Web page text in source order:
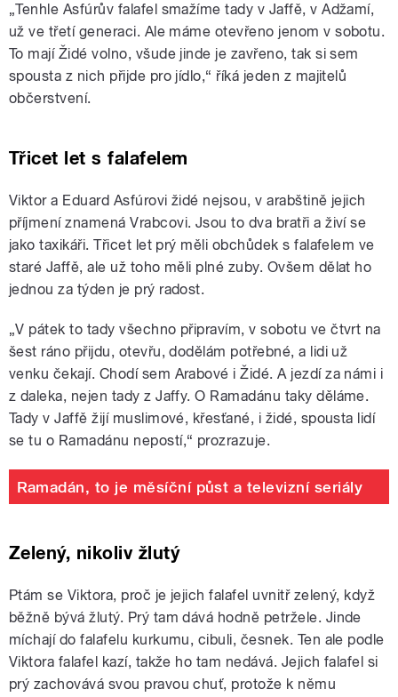
„Tenhle Asfúrův falafel smažíme tady v Jaffě, v Adžamí,
už ve třetí generaci. Ale máme otevřeno jenom v sobotu.
To mají Židé volno, všude jinde je zavřeno, tak si sem
spousta z nich přijde pro jídlo,“ říká jeden z majitelů
občerstvení.
Třicet let s falafelem
Viktor a Eduard Asfúrovi židé nejsou, v arabštině jejich
příjmení znamená Vrabcovi. Jsou to dva bratři a živí se
jako taxikáři. Třicet let prý měli obchůdek s falafelem ve
staré Jaffě, ale už toho měli plné zuby. Ovšem dělat ho
jednou za týden je prý radost.
„V pátek to tady všechno připravím, v sobotu ve čtvrt na
šest ráno přijdu, otevřu, dodělám potřebné, a lidi už
venku čekají. Chodí sem Arabové i Židé. A jezdí za námi i
z daleka, nejen tady z Jaffy. O Ramadánu taky děláme.
Tady v Jaffě žijí muslimové, křesťané, i židé, spousta lidí
se tu o Ramadánu nepostí,“ prozrazuje.
Ramadán, to je měsíční půst a televizní seriály
Zelený, nikoliv žlutý
Ptám se Viktora, proč je jejich falafel uvnitř zelený, když
běžně bývá žlutý. Prý tam dává hodně petržele. Jinde
míchají do falafelu kurkumu, cibuli, česnek. Ten ale podle
Viktora falafel kazí, takže ho tam nedává. Jejich falafel si
prý zachovává svou pravou chuť, protože k němu